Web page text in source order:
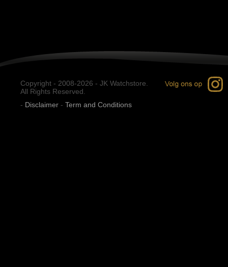
Copyright - 2008-2026 - JK Watchstore.
All Rights Reserved.
- Disclaimer - Term and Conditions